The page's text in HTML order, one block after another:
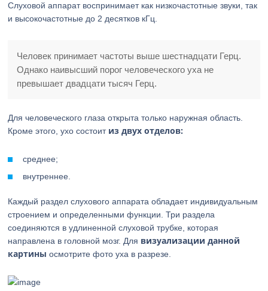
Слуховой аппарат воспринимает как низкочастотные звуки, так
и высокочастотные до 2 десятков кГц.
Человек принимает частоты выше шестнадцати Герц.
Однако наивысший порог человеческого уха не
превышает двадцати тысяч Герц.
Для человеческого глаза открыта только наружная область.
Кроме этого, ухо состоит из двух отделов:
среднее;
внутреннее.
Каждый раздел слухового аппарата обладает индивидуальным
строением и определенными функции. Три раздела
соединяются в удлиненной слуховой трубке, которая
направлена в головной мозг. Для визуализации данной
картины осмотрите фото уха в разрезе.